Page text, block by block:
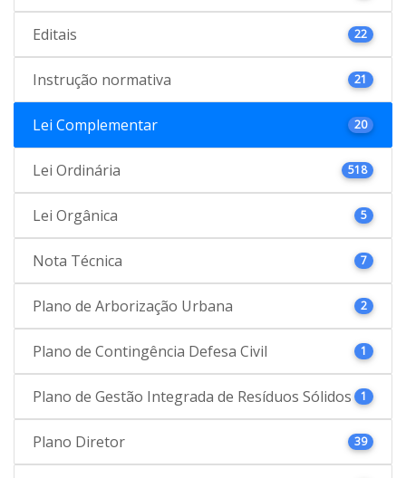
Editais 22
Instrução normativa 21
Lei Complementar 20
Lei Ordinária 518
Lei Orgânica 5
Nota Técnica 7
Plano de Arborização Urbana 2
Plano de Contingência Defesa Civil 1
Plano de Gestão Integrada de Resíduos Sólidos 1
Plano Diretor 39